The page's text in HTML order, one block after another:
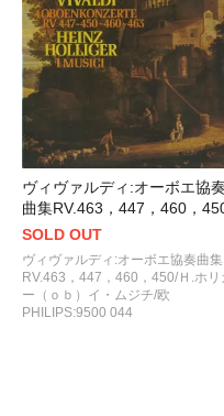
ヴィヴァルディ:オーボエ協奏
曲集RV.463，447，460，
SOLD OUT
ヴィヴァルディ:オーボエ協奏曲集
RV.463，447，460，450/Ｈ.ホリ
ー（ｏｂ）イ・ムジチ/欧
PHILIPS:9500 044